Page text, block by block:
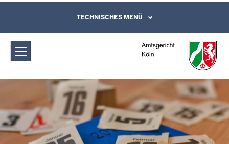
Amtsgericht Köln: Sitzungstermine
Direkt zum Inhalt
Leichte Sprache, Gebärdensprachenvideo
und Kontaktformular
TECHNISCHES MENÜ